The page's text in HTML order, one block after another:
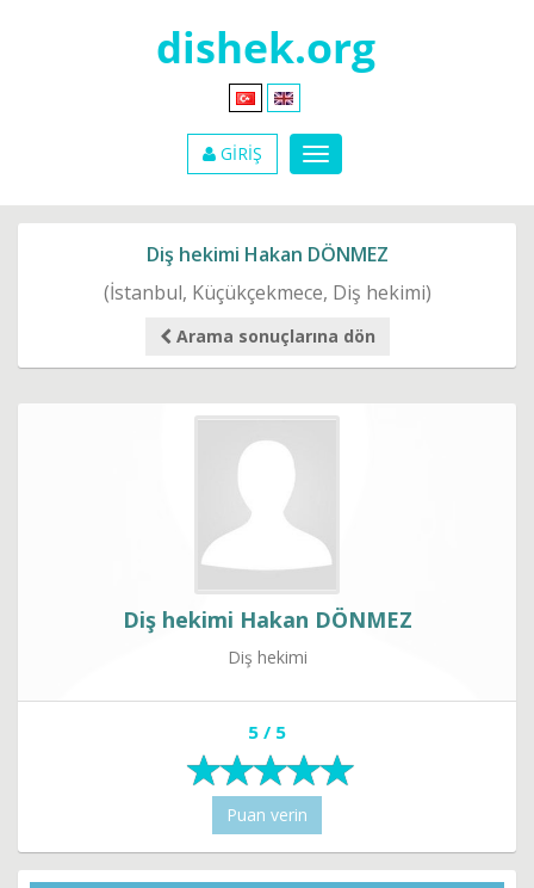
GİRİŞ
Diş hekimi Hakan DÖNMEZ
(İstanbul, Küçükçekmece, Diş hekimi)
Arama sonuçlarına dön
Diş hekimi Hakan DÖNMEZ
Diş hekimi
5 / 5
Puan verin